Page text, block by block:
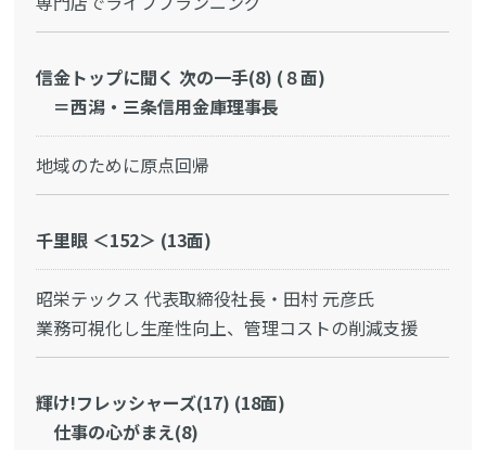
信金トップに聞く 次の一手(8) (８面)
＝西潟・三条信用金庫理事長
地域のために原点回帰
千里眼 ＜152＞ (13面)
昭栄テックス 代表取締役社長・田村 元彦氏
業務可視化し生産性向上、管理コストの削減支援
輝け!フレッシャーズ(17) (18面)
仕事の心がまえ(8)